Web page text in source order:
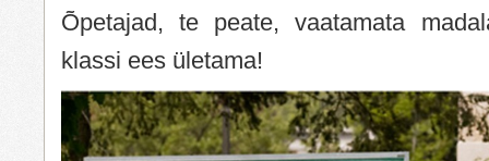
Õpetajad, te peate, vaatamata
klassi ees ületama!